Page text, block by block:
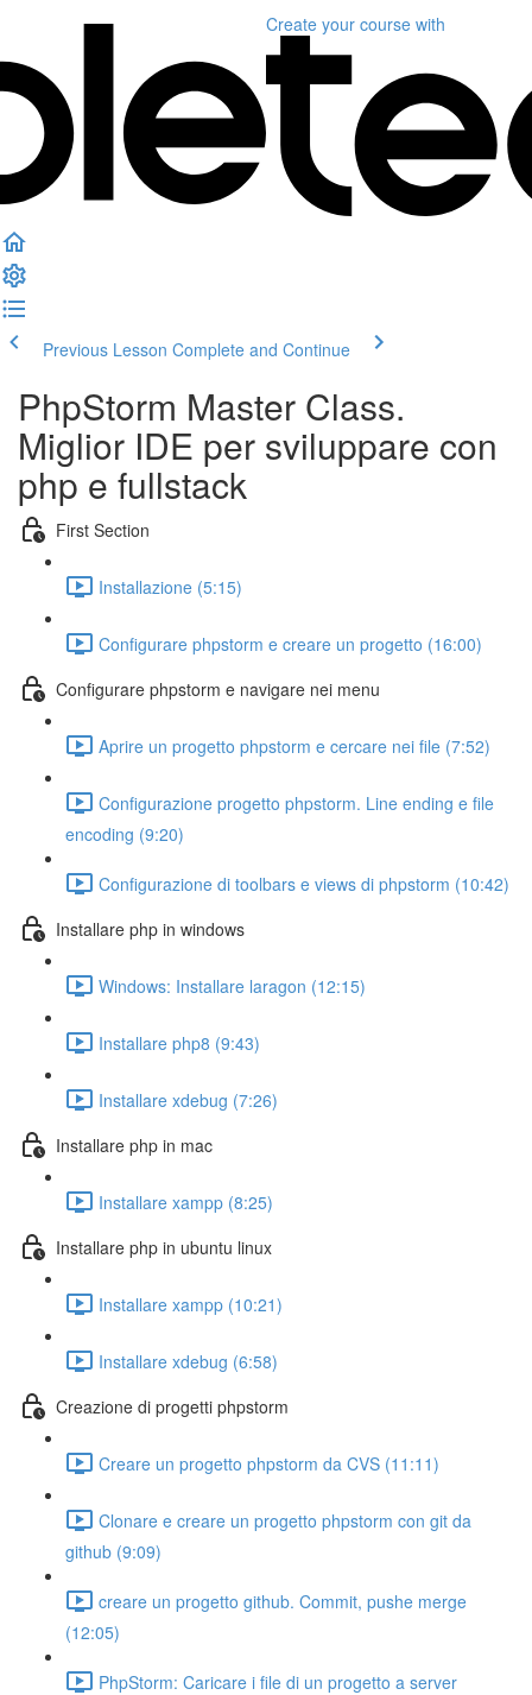
Create your course with
Previous Lesson Complete and Continue
PhpStorm Master Class.
Miglior IDE per sviluppare con
php e fullstack
First Section
Installazione (5:15)
Configurare phpstorm e creare un progetto (16:00)
Configurare phpstorm e navigare nei menu
Aprire un progetto phpstorm e cercare nei file (7:52)
Configurazione progetto phpstorm. Line ending e file
encoding (9:20)
Configurazione di toolbars e views di phpstorm (10:42)
Installare php in windows
Windows: Installare laragon (12:15)
Installare php8 (9:43)
Installare xdebug (7:26)
Installare php in mac
Installare xampp (8:25)
Installare php in ubuntu linux
Installare xampp (10:21)
Installare xdebug (6:58)
Creazione di progetti phpstorm
Creare un progetto phpstorm da CVS (11:11)
Clonare e creare un progetto phpstorm con git da
github (9:09)
creare un progetto github. Commit, pushe merge
(12:05)
PhpStorm: Caricare i file di un progetto a server